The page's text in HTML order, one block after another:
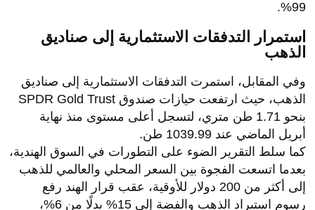
99%.
استمرار التدفقات الاستثمارية إلى صناديق
الذهب
وفي المقابل، استمرت التدفقات الاستثمارية إلى صناديق
الذهب، حيث ارتفعت حيازات صندوق SPDR Gold Trust
بنحو 1.71 طن متري، لتسجل أعلى مستوى منذ نهاية
أبريل الماضي عند 1039.99 طن.
كما سلط التقرير الضوء على التطورات في السوق الهندية،
بعدما اتسعت الفجوة بين السعر المحلي والعالمي للذهب
إلى أكثر من 200 دولار للأوقية، عقب قرار الهند رفع
رسوم استيراد الذهب والفضة إلى 15% بدلًا من 6%،